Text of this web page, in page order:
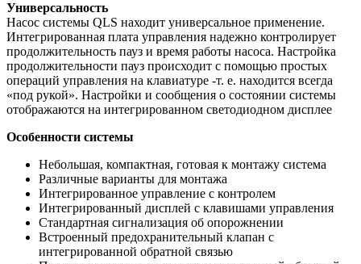
Универсальность
Насос системы QLS находит универсальное применение.
Интегрированная плата управления надежно контролирует
продолжительность пауз и время работы насоса. Настройка
продолжительности пауз происходит с помощью простых
операций управления на клавиатуре -т. е. находится всегда
«под рукой». Настройки и сообщения о состоянии системы
отображаются на интегрированном светодиодном дисплее
Особенности системы
Небольшая, компактная, готовая к монтажу система
Различные варианты для монтажа
Интегрированное управление с контролем
Интегрированный дисплей с клавишами управления
Стандартная сигнализация об опорожнении
Встроенный предохранительный клапан с
интегрированной обратной связью